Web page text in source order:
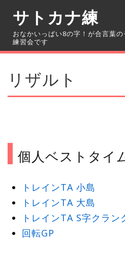
ン
テ
へ
サトカナ練
おなかいっぱい8の字！が合言葉
練習会です
リザルト
個人ベストタイ
トレインTA 小島
トレインTA 大島
トレインTA S字クラン
回転GP